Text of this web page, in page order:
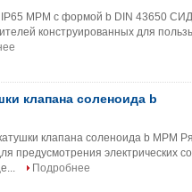
MPM с формой b DIN 43650
конструированных для
клапана соленоида b
клапана соленоида b MPM
предусмотрения электрических
Подробнее